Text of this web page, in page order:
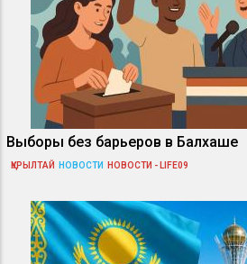
Выборы без барьеров в Балхаше
ҚҰРЫЛТАЙ НОВОСТИ НОВОСТИ - LIFE09